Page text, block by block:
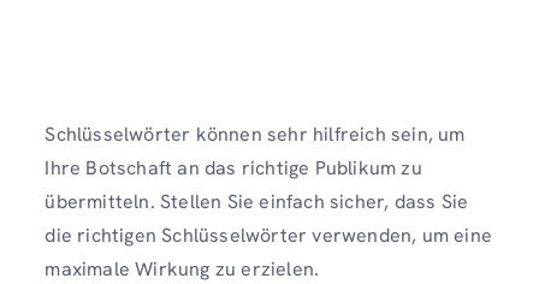
Schlüsselwörter können sehr hilfreich sein, um
Ihre Botschaft an das richtige Publikum zu
übermitteln. Stellen Sie einfach sicher, dass Sie
die richtigen Schlüsselwörter verwenden, um eine
maximale Wirkung zu erzielen.